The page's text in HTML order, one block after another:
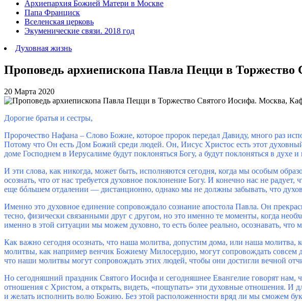
Архиепархия Божией Матери в Москве
Папа Франциск
Вселенская церковь
Экуменические связи. 2018 год
Духовная жизнь
Проповедь архиепископа Павла Пецци в
20 Марта 2020
Дорогие братья и сестры,
Пророчество Нафана – Слово Божие, которое пророк передал Давиду, много раз
Потому что Он есть Дом Божий среди людей. Он, Иисус Христос есть этот
доме Господнем в Иерусалиме будут поклоняться Богу, а будут поклоняться в духе и
И эти слова, как никогда, может быть, исполняются сегодня, когда мы особым
осознать, что от нас требуется духовное поклонение Богу. И конечно нас не
еще бóльшем отдалении ― дистанционно, однако мы не должны забывать, что
Именно это духовное единение сопровождало сознание апостола Павла. Он
тесно, физически связанными друг с другом, но это именно те моменты, когда
именно в этой ситуации мы можем духовно, то есть более реально, осознавать,
Как важно сегодня осознать, что наша молитва, допустим дома, или наша молитва,
молитвы, как например венчик Божиему Милосердию, могут сопровождать совсем
что наши молитвы могут сопровождать этих людей, чтобы они достигли вечной
Но сегодняшний праздник Святого Иосифа и сегодняшнее Евангелие говорят
отношения с Христом, а открыть, видеть, «пощупать» эти духовные отношения. И
и желать исполнить волю Божию. Без этой расположенности вряд ли мы сможем